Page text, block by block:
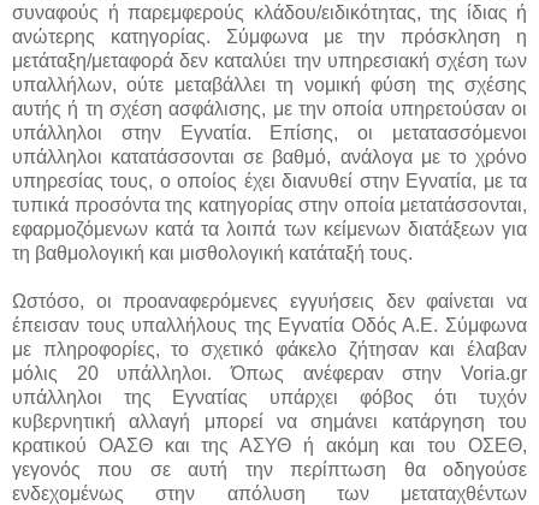
συναφούς ή παρεμφερούς κλάδου/ειδικότητας, της ίδιας ή
ανώτερης κατηγορίας. Σύμφωνα με την πρόσκληση η
μετάταξη/μεταφορά δεν καταλύει την υπηρεσιακή σχέση των
υπαλλήλων, ούτε μεταβάλλει τη νομική φύση της σχέσης
αυτής ή τη σχέση ασφάλισης, με την οποία υπηρετούσαν οι
υπάλληλοι στην Εγνατία. Επίσης, οι μετατασσόμενοι
υπάλληλοι κατατάσσονται σε βαθμό, ανάλογα με το χρόνο
υπηρεσίας τους, ο οποίος έχει διανυθεί στην Εγνατία, με τα
τυπικά προσόντα της κατηγορίας στην οποία μετατάσσονται,
εφαρμοζόμενων κατά τα λοιπά των κείμενων διατάξεων για
τη βαθμολογική και μισθολογική κατάταξή τους.
Ωστόσο, οι προαναφερόμενες εγγυήσεις δεν φαίνεται να
έπεισαν τους υπαλλήλους της Εγνατία Οδός Α.Ε. Σύμφωνα
με πληροφορίες, το σχετικό φάκελο ζήτησαν και έλαβαν
μόλις 20 υπάλληλοι. Όπως ανέφεραν στην Voria.gr
υπάλληλοι της Εγνατίας υπάρχει φόβος ότι τυχόν
κυβερνητική αλλαγή μπορεί να σημάνει κατάργηση του
κρατικού ΟΑΣΘ και της ΑΣΥΘ ή ακόμη και του ΟΣΕΘ,
γεγονός που σε αυτή την περίπτωση θα οδηγούσε
ενδεχομένως στην απόλυση των μεταταχθέντων